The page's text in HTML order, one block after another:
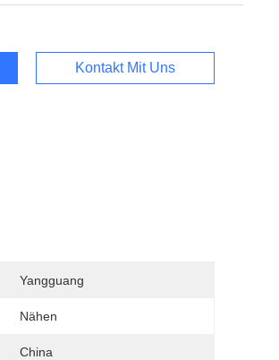
Kontakt Mit Uns
Yangguang
Nähen
China